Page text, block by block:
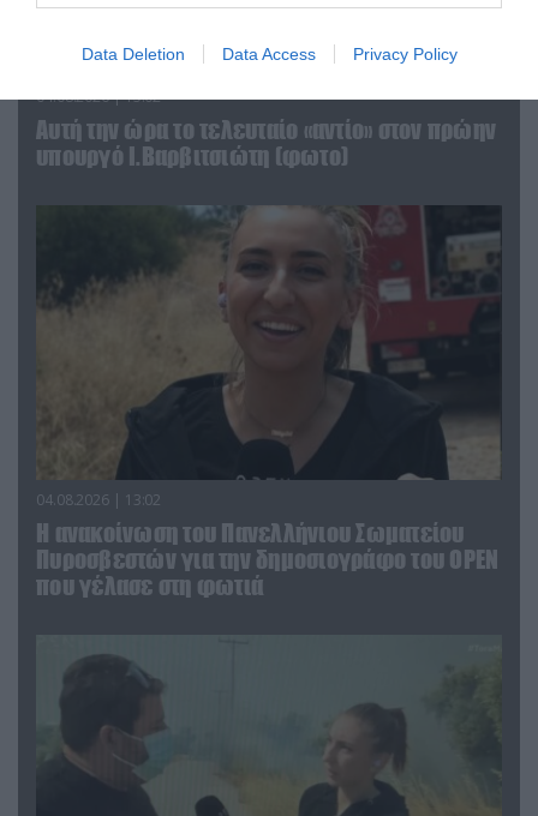
Data Deletion Data Access Privacy Policy
04.08.2026 | 15:02
Αυτή την ώρα το τελευταίο «αντίο» στον πρώην
υπουργό Ι.Βαρβιτσιώτη (φωτο)
04.08.2026 | 13:02
Η ανακοίνωση του Πανελλήνιου Σωματείου
Πυροσβεστών για την δημοσιογράφο του OPEN
που γέλασε στη φωτιά